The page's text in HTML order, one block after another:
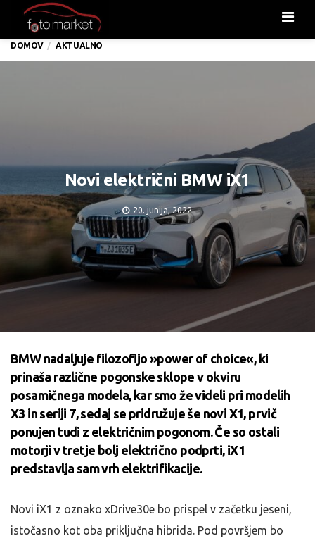
DOMOV AKTUALNO
Novi električni BMW iX1
20. junija, 2022
BMW nadaljuje filozofijo »power of choice«, ki
prinaša različne pogonske sklope v okviru
posamičnega modela, kar smo že videli pri modelih
X3 in seriji 7, sedaj se pridružuje še novi X1, prvič
ponujen tudi z električnim pogonom. Če so ostali
motorji v tretje bolj električno podprti, iX1
predstavlja sam vrh elektrifikacije.
Novi iX1 z oznako xDrive30e bo prispel v začetku jeseni,
istočasno kot oba priključna hibrida. Pod površjem bo